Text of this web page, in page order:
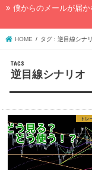
僕からのメールが届
HOME タグ : 逆目線シナ
逆目線シナリオ
トレ